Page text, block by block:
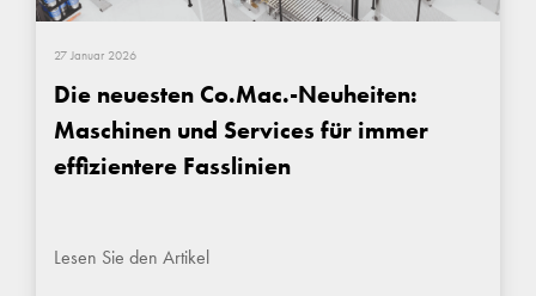
27 Januar 2026
Die neuesten Co.Mac.-Neuheiten:
Maschinen und Services für immer
effizientere Fasslinien
Lesen Sie den Artikel